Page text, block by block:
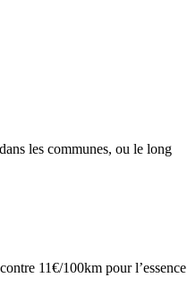
les communes, ou le long
11€/100km pour l’essence